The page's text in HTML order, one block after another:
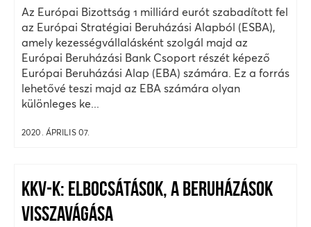
Az Európai Bizottság 1 milliárd eurót szabadított fel
az Európai Stratégiai Beruházási Alapból (ESBA),
amely kezességvállalásként szolgál majd az
Európai Beruházási Bank Csoport részét képező
Európai Beruházási Alap (EBA) számára. Ez a forrás
lehetővé teszi majd az EBA számára olyan
különleges ke...
2020. ÁPRILIS 07.
KKV-K: ELBOCSÁTÁSOK, A BERUHÁZÁSOK
VISSZAVÁGÁSA